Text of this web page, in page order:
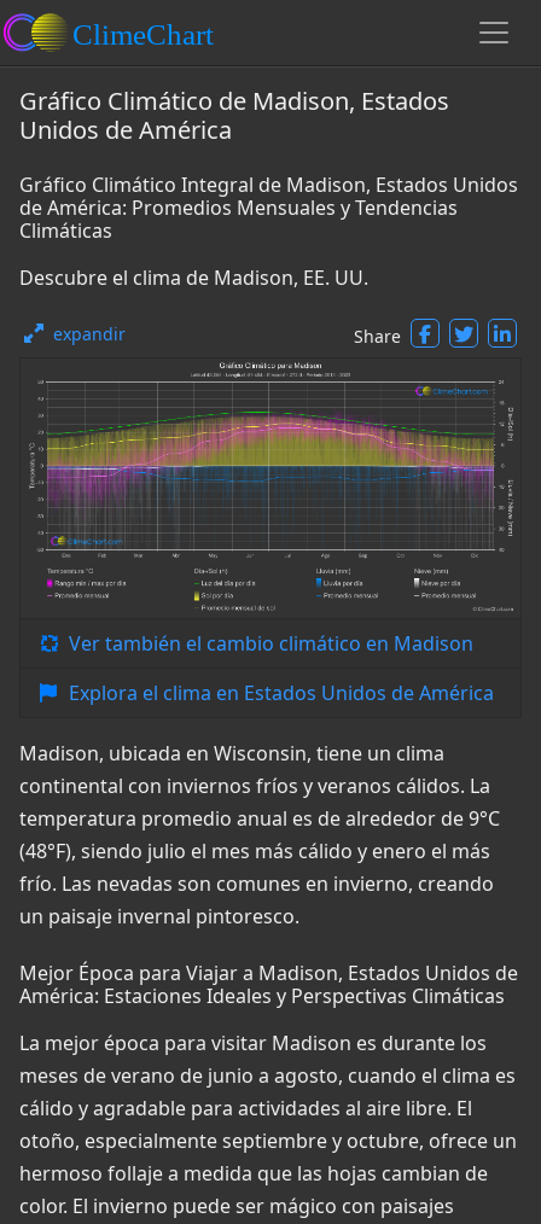
Gráfico Climático de Madison, Estados
Unidos de América
Gráfico Climático Integral de Madison, Estados Unidos
de América: Promedios Mensuales y Tendencias
Climáticas
Descubre el clima de Madison, EE. UU.
expandir Share
Ver también el cambio climático en Madison
Explora el clima en Estados Unidos de América
Madison, ubicada en Wisconsin, tiene un clima
continental con inviernos fríos y veranos cálidos. La
temperatura promedio anual es de alrededor de 9°C
(48°F), siendo julio el mes más cálido y enero el más
frío. Las nevadas son comunes en invierno, creando
un paisaje invernal pintoresco.
Mejor Época para Viajar a Madison, Estados Unidos de
América: Estaciones Ideales y Perspectivas Climáticas
La mejor época para visitar Madison es durante los
meses de verano de junio a agosto, cuando el clima es
cálido y agradable para actividades al aire libre. El
otoño, especialmente septiembre y octubre, ofrece un
hermoso follaje a medida que las hojas cambian de
color. El invierno puede ser mágico con paisajes